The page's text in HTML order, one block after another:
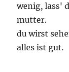
wenig, lass'
mutter.
du wirst
alles ist gut.